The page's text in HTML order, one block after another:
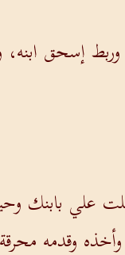
إسحق
علي بابنك
وقدمه